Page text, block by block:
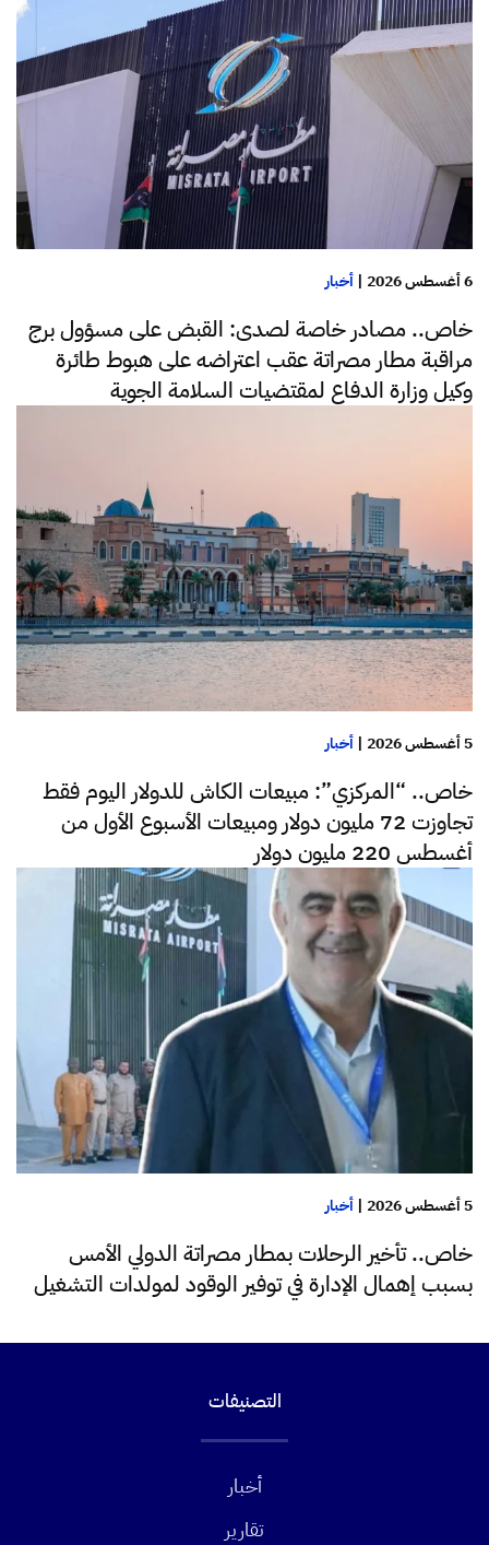
6 أغسطس 2026 | أخبار
خاص.. مصادر خاصة لصدى: القبض على مسؤول برج
مراقبة مطار مصراتة عقب اعتراضه على هبوط طائرة
وكيل وزارة الدفاع لمقتضيات السلامة الجوية
5 أغسطس 2026 | أخبار
خاص.. “المركزي”: مبيعات الكاش للدولار اليوم فقط
تجاوزت 72 مليون دولار ومبيعات الأسبوع الأول من
أغسطس 220 مليون دولار
5 أغسطس 2026 | أخبار
خاص.. تأخير الرحلات بمطار مصراتة الدولي الأمس
بسبب إهمال الإدارة في توفير الوقود لمولدات التشغيل
التصنيفات
أخبار
تقارير